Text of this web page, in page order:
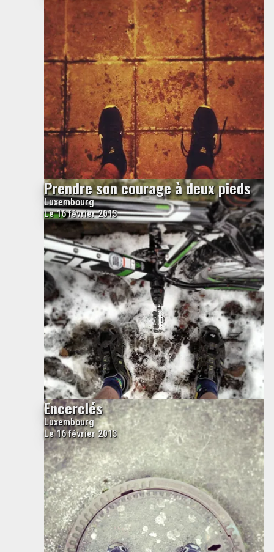
Prendre son courage à deux pieds
Luxembourg
Le 16 février 2013
Encerclés
Luxembourg
Le 16 février 2013